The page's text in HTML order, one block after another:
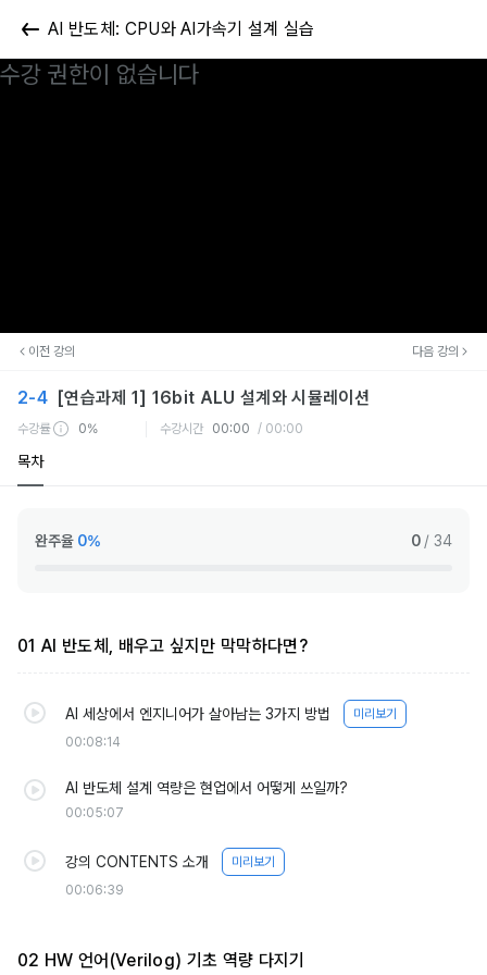
AI 반도체: CPU와 AI가속기 설계 실습
수강 권한이 없습니다
이전 강의 다음 강의
2-4 [연습과제 1] 16bit ALU 설계와 시뮬레이션
수강률 0% 수강시간 00:00 / 00:00
목차
완주율 0% 0 / 34
01 AI 반도체, 배우고 싶지만 막막하다면?
AI 세상에서 엔지니어가 살아남는 3가지 방법
미리보기
00:08:14
AI 반도체 설계 역량은 현업에서 어떻게 쓰일까?
00:05:07
강의 CONTENTS 소개
미리보기
00:06:39
02 HW 언어(Verilog) 기초 역량 다지기